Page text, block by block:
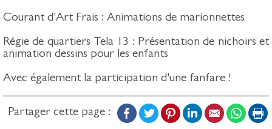
Courant d'Art Frais : Animations de marionnettes
Régie de quartiers Tela 13 : Présentation de nichoirs et
animation dessins pour les enfants
Avec également la participation d'une fanfare !
Partager cette page : FacebookTwitter PinterestLinkedInEmail